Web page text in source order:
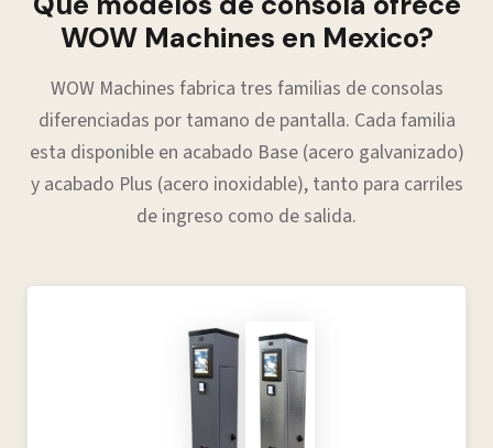
WOW Machines en Mexico?
WOW Machines fabrica tres familias de consolas
diferenciadas por tamano de pantalla. Cada familia
esta disponible en acabado Base (acero galvanizado)
y acabado Plus (acero inoxidable), tanto para carriles
de ingreso como de salida.